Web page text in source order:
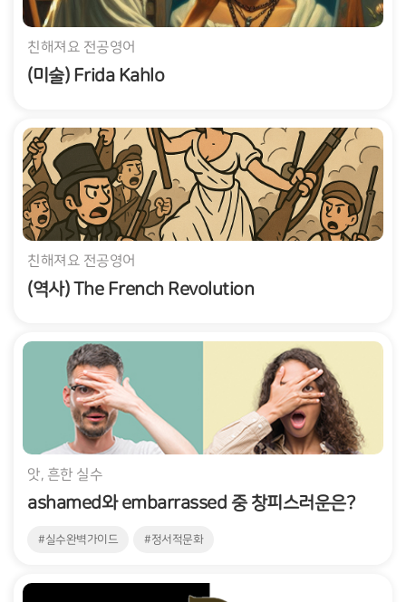
친해져요 전공영어
(미술) Frida Kahlo
친해져요 전공영어
(역사) The French Revolution
앗, 흔한 실수
ashamed와 embarrassed 중 창피스러운은?
#실수완벽가이드 #정서적문화